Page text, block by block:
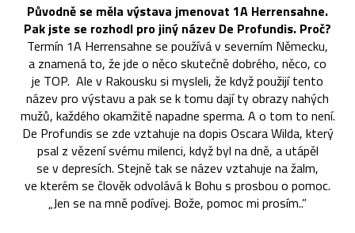
Původně se měla výstava jmenovat 1A Herrensahne.
Pak jste se rozhodl pro jiný název De Profundis. Proč?
Termín 1A Herrensahne se používá v severním Německu,
a znamená to, že jde o něco skutečně dobrého, něco, co
je TOP. Ale v Rakousku si mysleli, že když použijí tento
název pro výstavu a pak se k tomu dají ty obrazy nahých
mužů, každého okamžitě napadne sperma. A o tom to není.
De Profundis se zde vztahuje na dopis Oscara Wilda, který
psal z vězení svému milenci, když byl na dně, a utápěl
se v depresích. Stejně tak se název vztahuje na žalm,
ve kterém se člověk odvolává k Bohu s prosbou o pomoc.
„Jen se na mně podívej. Bože, pomoc mi prosím..”